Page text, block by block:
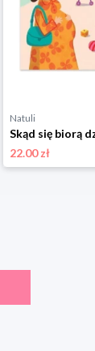
Natuli
22.00 zł